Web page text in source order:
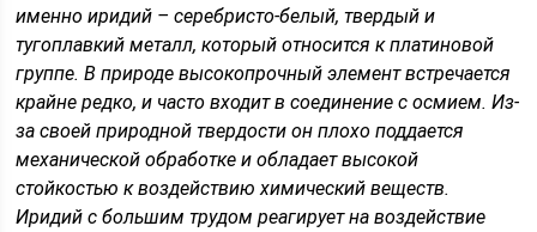
именно иридий – серебристо-белый, твердый и
тугоплавкий металл, который относится к платиновой
группе. В природе высокопрочный элемент встречается
крайне редко, и часто входит в соединение с осмием. Из-
за своей природной твердости он плохо поддается
механической обработке и обладает высокой
стойкостью к воздействию химический веществ.
Иридий с большим трудом реагирует на воздействие